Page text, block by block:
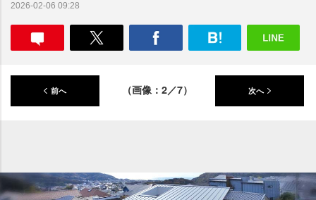
2026-02-06 09:28
前へ （画像：2／7） 次へ